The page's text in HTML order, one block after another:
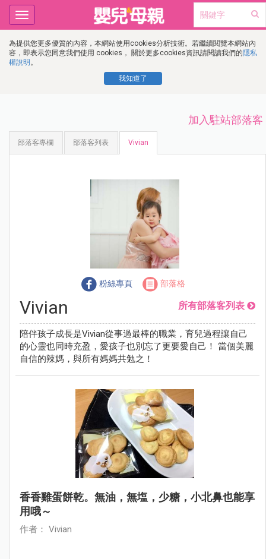
為提供您更多優質的內容，本網站使用cookies分析技術。若繼續閱覽本網站內
容，即表示您同意我們使用 cookies， 關於更多cookies資訊請閱讀我們的隱私
權說明 。
我知道了
Toggle
navigation
加入駐站部落客
部落客專欄 部落客列表 Vivian
粉絲專頁 部落格
Vivian 所有部落客列表
陪伴孩子成長是Vivian從事過最棒的職業，育兒過程讓自己
的心靈也同時充盈，愛孩子也別忘了更要愛自己！ 當個美麗
自信的辣媽，與所有媽媽共勉之！
香香雞蛋餅乾。無油，無塩，少糖，小北鼻也能享
用哦～
作者： Vivian